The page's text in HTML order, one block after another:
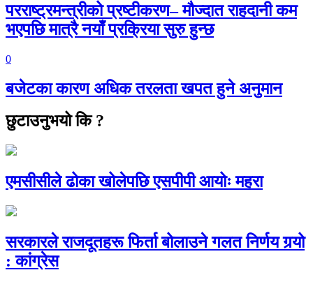
परराष्ट्रमन्त्रीको प्रष्टीकरण– मौज्दात राहदानी कम
भएपछि मात्रै नयाँ प्रक्रिया सुरु हुन्छ
0
बजेटका कारण अधिक तरलता खपत हुने अनुमान
छुटाउनुभयो कि ?
एमसीसीले ढोका खोलेपछि एसपीपी आयोः महरा
सरकारले राजदूतहरू फिर्ता बोलाउने गलत निर्णय गर्‍यो
: कांग्रेस